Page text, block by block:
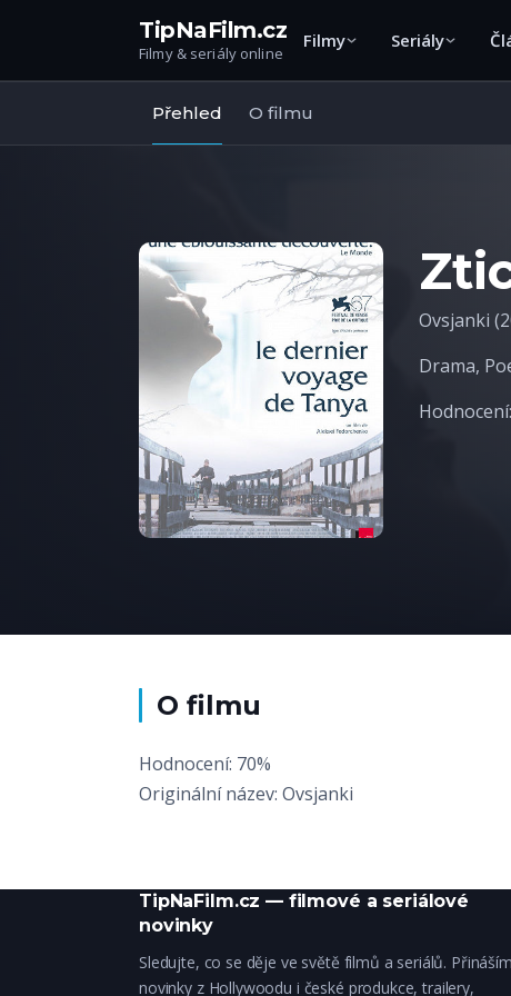
TipNaFilm.cz
Filmy & seriály online
Filmy Seriály
Přehled O filmu
Ovsjanki
Drama,
O filmu
Hodnocení: 70%
Originální název: Ovsjanki
TipNaFilm.cz — filmové a seriálové
novinky
Sledujte, co se děje ve světě filmů a seriálů.
novinky z Hollywoodu i české produkce, trailery,